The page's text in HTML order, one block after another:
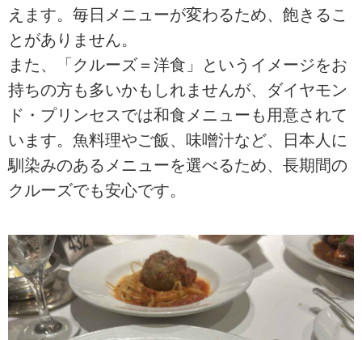
えます。毎日メニューが変わるため、飽きるこ
とがありません。
また、「クルーズ＝洋食」というイメージをお
持ちの方も多いかもしれませんが、ダイヤモン
ド・プリンセスでは和食メニューも用意されて
います。魚料理やご飯、味噌汁など、日本人に
馴染みのあるメニューを選べるため、長期間の
クルーズでも安心です。